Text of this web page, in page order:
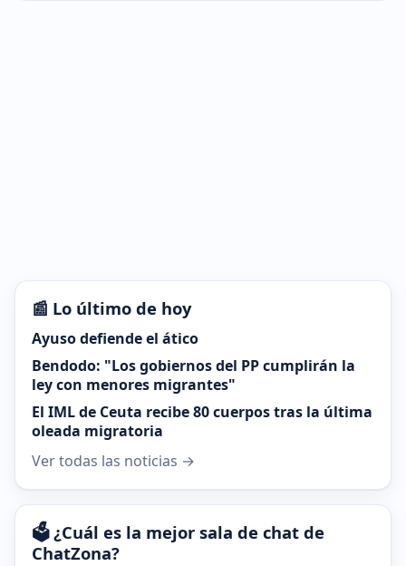
📰 Lo último de hoy
Ayuso defiende el ático
Bendodo: "Los gobiernos del PP cumplirán la
ley con menores migrantes"
El IML de Ceuta recibe 80 cuerpos tras la última
oleada migratoria
Ver todas las noticias →
🗳️ ¿Cuál es la mejor sala de chat de
ChatZona?